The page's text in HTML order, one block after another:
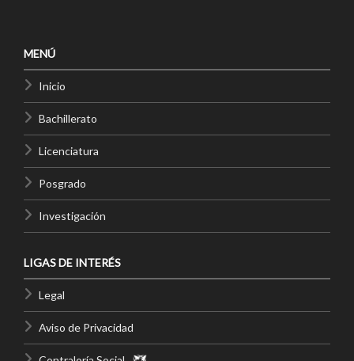
MENÚ
Inicio
Bachillerato
Licenciatura
Posgrado
Investigación
LIGAS DE INTERÉS
Legal
Aviso de Privacidad